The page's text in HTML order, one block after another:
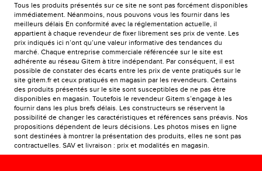
Tous les produits présentés sur ce site ne sont pas forcément disponibles
immédiatement. Néanmoins, nous pouvons vous les fournir dans les
meilleurs délais En conformité avec la réglementation actuelle, il
appartient à chaque revendeur de fixer librement ses prix de vente. Les
prix indiqués ici n’ont qu’une valeur informative des tendances du
marché. Chaque entreprise commerciale référencée sur le site est
adhérente au réseau Gitem à titre indépendant. Par conséquent, il est
possible de constater des écarts entre les prix de vente pratiqués sur le
site gitem.fr et ceux pratiqués en magasin par les revendeurs. Certains
des produits présentés sur le site sont susceptibles de ne pas être
disponibles en magasin. Toutefois le revendeur Gitem s’engage à les
fournir dans les plus brefs délais. Les constructeurs se réservent la
possibilité de changer les caractéristiques et références sans préavis. Nos
propositions dépendent de leurs décisions. Les photos mises en ligne
sont destinées à montrer la présentation des produits, elles ne sont pas
contractuelles. SAV et livraison : prix et modalités en magasin.